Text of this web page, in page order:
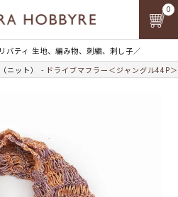
バティ 生地、編み物、刺繍、刺し子／
0
（ニット） ドライブマフラー＜ジャングル44P